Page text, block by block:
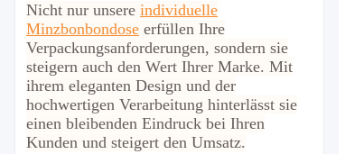
Nicht nur unsere individuelle
Minzbonbondose erfüllen Ihre
Verpackungsanforderungen, sondern sie
steigern auch den Wert Ihrer Marke. Mit
ihrem eleganten Design und der
hochwertigen Verarbeitung hinterlässt sie
einen bleibenden Eindruck bei Ihren
Kunden und steigert den Umsatz.